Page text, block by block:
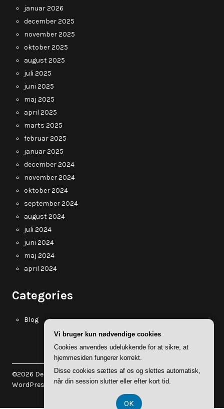
januar 2026
december 2025
november 2025
oktober 2025
august 2025
juli 2025
juni 2025
maj 2025
april 2025
marts 2025
februar 2025
januar 2025
december 2024
november 2024
oktober 2024
september 2024
august 2024
juli 2024
juni 2024
maj 2024
april 2024
Categories
Blog
©2026 Dekomydear.dk| WordPress Theme bySuperb
WordPress Themes
Vi bruger kun nødvendige cookies
Cookies anvendes udelukkende for at sikre, at
hjemmesiden fungerer korrekt.
Disse cookies sættes af os og slettes automatisk,
når din session slutter eller efter kort tid.
OK